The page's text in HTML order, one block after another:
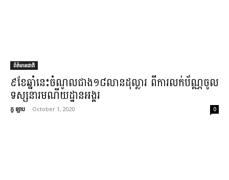
ព័ត៌មានជាតិ
៩​ខែ​ឆ្នាំនេះ​ចំណូល​ជាង​១៨​លាន​ដុល្លារ ពី​ការលក់​ប័ណ្ណ​ចូល​
ទស្សនា​រមណីយដ្ឋាន​អង្គរ
កូ ឡាប - October 1, 2020 0